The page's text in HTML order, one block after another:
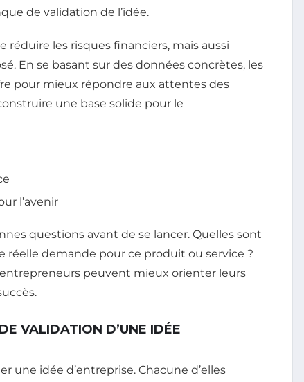
de validation de l’idée.
les risques financiers, mais aussi
En se basant sur des données concrètes, les
pour mieux répondre aux attentes des
une base solide pour le
l’avenir
questions avant de se lancer. Quelles sont
réelle demande pour ce produit ou service ?
peuvent mieux orienter leurs
VALIDATION D’UNE IDÉE
une idée d’entreprise. Chacune d’elles